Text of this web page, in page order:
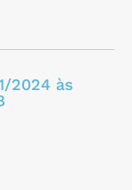
2024 às